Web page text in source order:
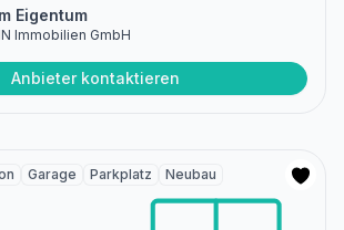
Eigentum
Immobilien GmbH
Anbieter kontaktieren
Garage Parkplatz Neubau